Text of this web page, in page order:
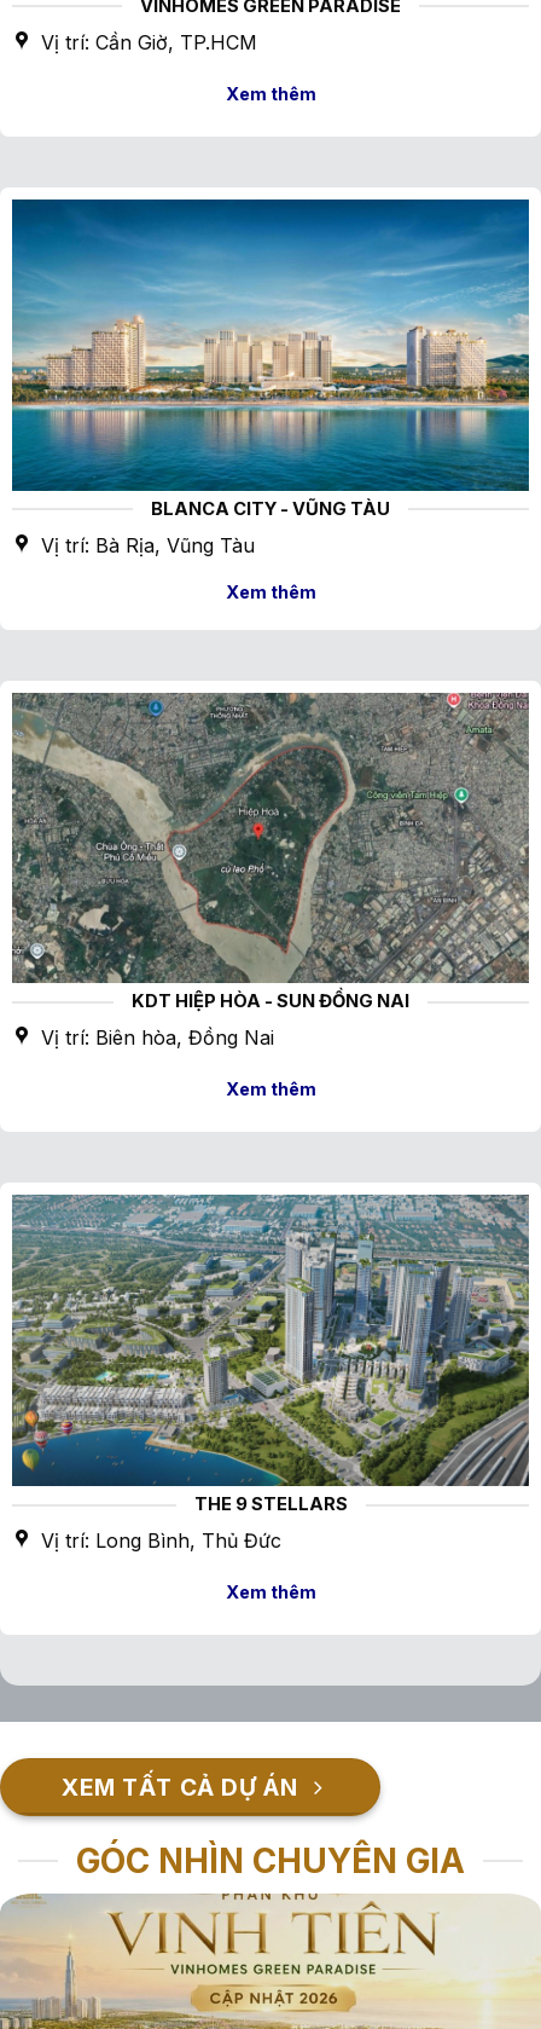
VINHOMES GREEN PARADISE
Vị trí: Cần Giờ, TP.HCM
Xem thêm
BLANCA CITY - VŨNG TÀU
Vị trí: Bà Rịa, Vũng Tàu
Xem thêm
KDT HIỆP HÒA - SUN ĐỒNG NAI
Vị trí: Biên hòa, Đồng Nai
Xem thêm
THE 9 STELLARS
Vị trí: Long Bình, Thủ Đức
Xem thêm
XEM TẤT CẢ DỰ ÁN
GÓC NHÌN CHUYÊN GIA